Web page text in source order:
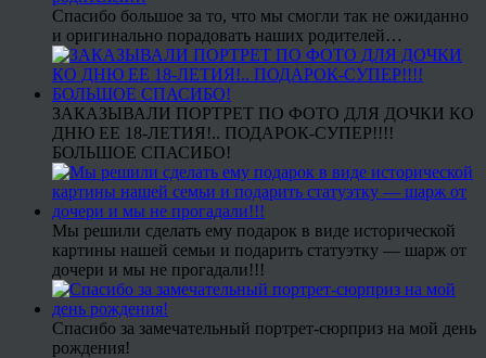
Спасибо большое за то, что мы смогли так не ожиданно
и оригинально порадовать наших родителей…
ЗАКАЗЫВАЛИ ПОРТРЕТ ПО ФОТО ДЛЯ ДОЧКИ КО
ДНЮ ЕЕ 18-ЛЕТИЯ!.. ПОДАРОК-СУПЕР!!!!
БОЛЬШОЕ СПАСИБО!
Мы решили сделать ему подарок в виде исторической
картины нашей семьи и подарить статуэтку — шарж от
дочери и мы не прогадали!!!
Спасибо за замечательный портрет-сюрприз на мой день
рождения!